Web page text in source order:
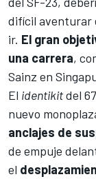
difícil aventurar
ir. El gran
una carrera,
Sainz en
El identikitdel
nuevo
anclajes de
de empuje
el